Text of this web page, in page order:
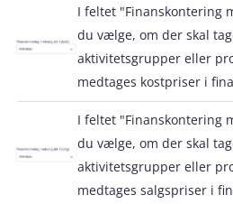
I feltet "Finanskontering
du vælge, om der skal
aktivitetsgrupper eller
medtages kostpriser i
I feltet "Finanskontering
du vælge, om der skal
aktivitetsgrupper eller
medtages salgspriser i